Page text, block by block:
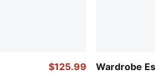
$125.99
Wardrobe